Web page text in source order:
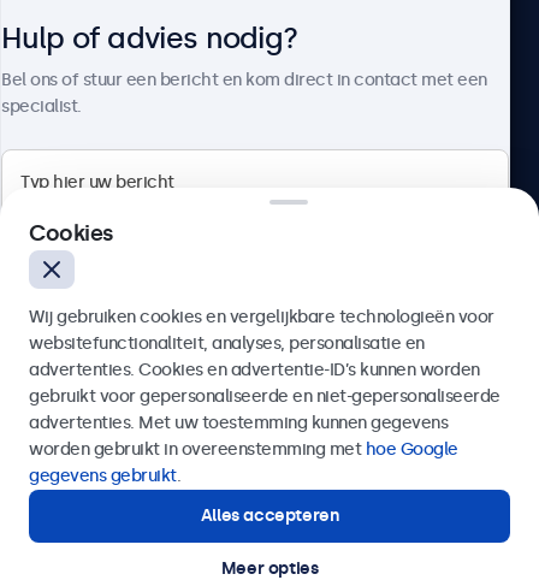
4.8/5 door 5000+ bedrijven
Nederlands
Hulp of advies nodig?
Bel ons of stuur een bericht en kom direct in contact met een
specialist.
Verzenden
Of bel ons op
Hulp of advies nodig?
Direct contact met een specialist.
Cookies
Wij gebruiken cookies en vergelijkbare technologieën voor
websitefunctionaliteit, analyses, personalisatie en
advertenties. Cookies en advertentie-ID’s kunnen worden
gebruikt voor gepersonaliseerde en niet-gepersonaliseerde
advertenties. Met uw toestemming kunnen gegevens
worden gebruikt in overeenstemming met hoe Google
gegevens gebruikt.
Alles accepteren
Meer opties